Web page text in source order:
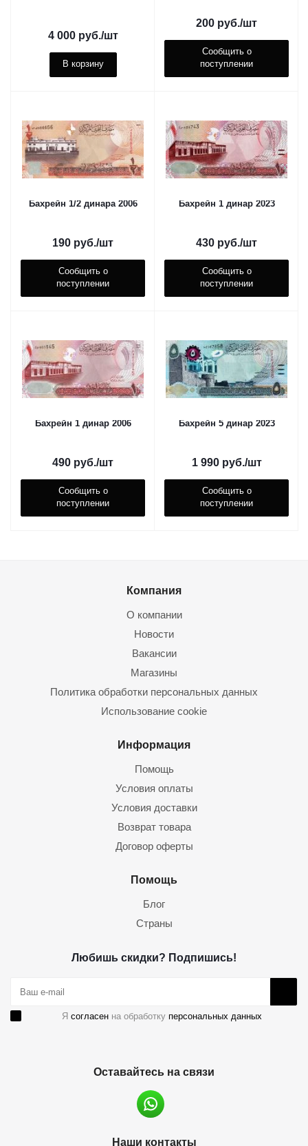
4 000руб./шт
В корзину
200 руб./шт
Сообщить о
поступлении
Бахрейн 1/2 динара 2006
190 руб./шт
Сообщить о
поступлении
Бахрейн 1 динар 2023
430 руб./шт
Сообщить о
поступлении
Бахрейн 1 динар 2006
490 руб./шт
Сообщить о
поступлении
Бахрейн 5 динар 2023
1 990руб./шт
Сообщить о
поступлении
Компания
О компании
Новости
Вакансии
Магазины
Политика обработки персональных данных
Использование cookie
Информация
Помощь
Условия оплаты
Условия доставки
Возврат товара
Договор оферты
Помощь
Блог
Страны
Любишь скидки? Подпишись!
Я согласен на обработку персональных данных
Оставайтесь на связи
Наши контакты